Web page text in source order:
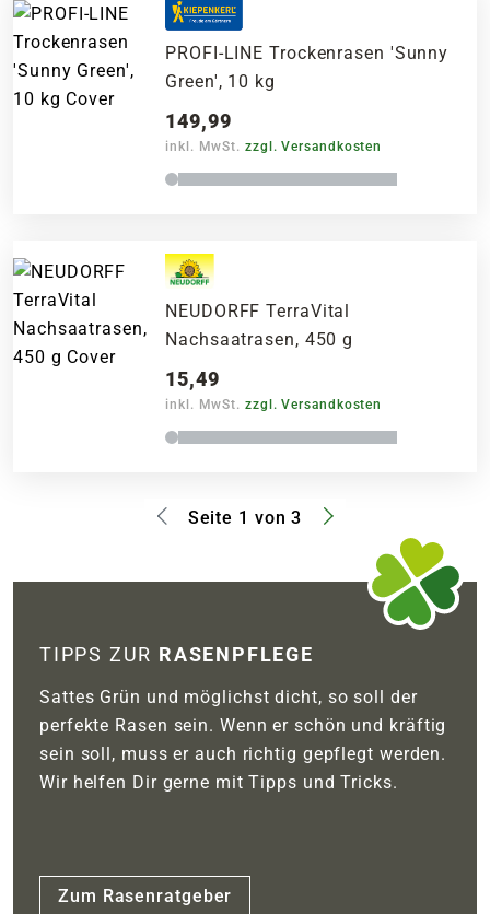
PROFI-LINE Trockenrasen 'Sunny
Green', 10 kg
149,99
inkl. MwSt. zzgl. Versandkosten
NEUDORFF TerraVital
Nachsaatrasen, 450 g
15,49
inkl. MwSt. zzgl. Versandkosten
Seite 1 von 3
TIPPS ZUR RASENPFLEGE
Sattes Grün und möglichst dicht, so soll der
perfekte Rasen sein. Wenn er schön und kräftig
sein soll, muss er auch richtig gepflegt werden.
Wir helfen Dir gerne mit Tipps und Tricks.
Zum Rasenratgeber